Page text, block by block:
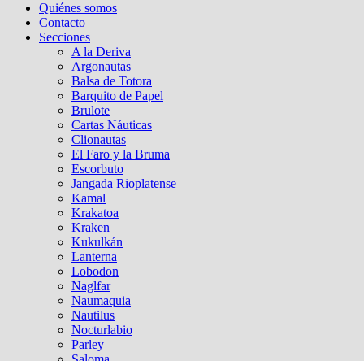
Quiénes somos
Contacto
Secciones
A la Deriva
Argonautas
Balsa de Totora
Barquito de Papel
Brulote
Cartas Náuticas
Clionautas
El Faro y la Bruma
Escorbuto
Jangada Rioplatense
Kamal
Krakatoa
Kraken
Kukulkán
Lanterna
Lobodon
Naglfar
Naumaquia
Nautilus
Nocturlabio
Parley